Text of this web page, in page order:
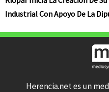
Industrial Con Apoyo De La
Herencia.net es un